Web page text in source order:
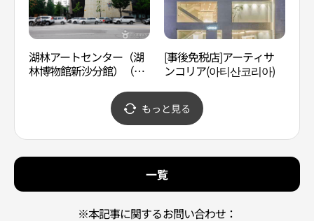
湖林アートセンター（湖
林博物館新沙分館）（호
[事後免税店]アーティサ
ンコリア(아티산코리아)
もっと見る
一覧
※本記事に関するお問い合わせ：